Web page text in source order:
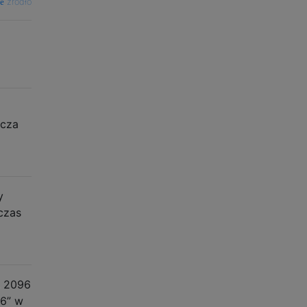
2096
w